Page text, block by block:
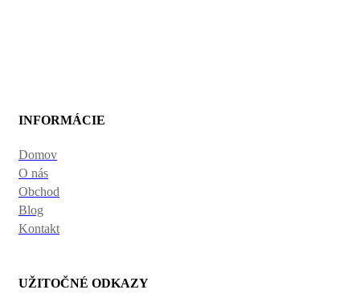
INFORMÁCIE
Domov
O nás
Obchod
Blog
Kontakt
UŽITOČNÉ ODKAZY